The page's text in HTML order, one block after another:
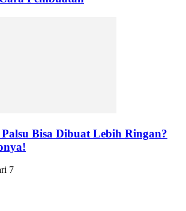
Bisa Dibuat Lebih Ringan?
7